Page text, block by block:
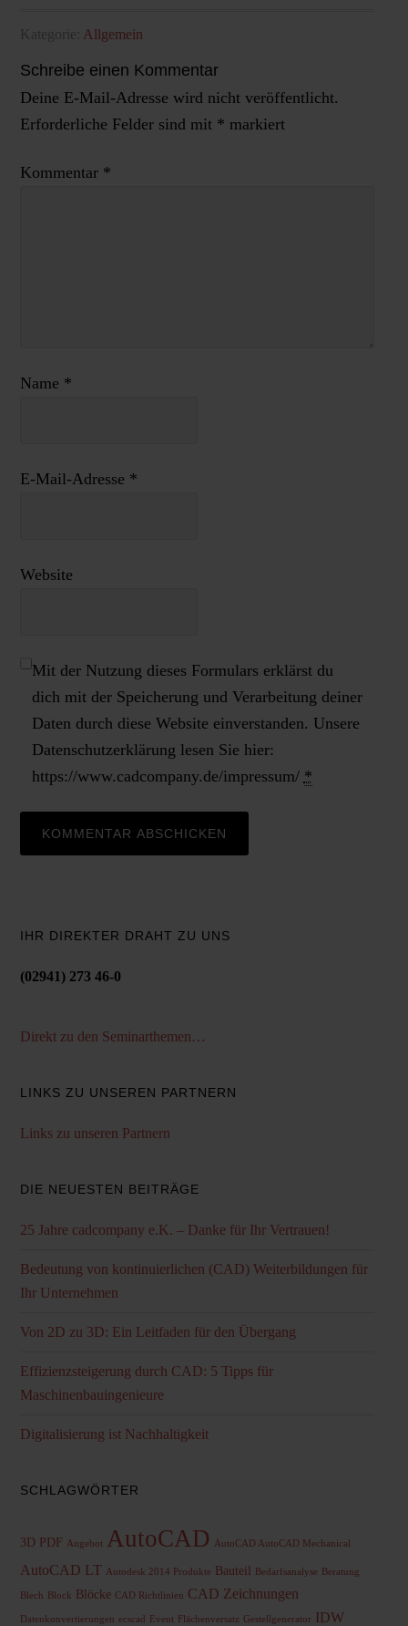
Kategorie: Allgemein
Schreibe einen Kommentar
Deine E-Mail-Adresse wird nicht veröffentlicht.
Erforderliche Felder sind mit * markiert
Kommentar *
Name *
E-Mail-Adresse *
Website
Mit der Nutzung dieses Formulars erklärst du
dich mit der Speicherung und Verarbeitung deiner
Daten durch diese Website einverstanden. Unsere
Datenschutzerklärung lesen Sie hier:
https://www.cadcompany.de/impressum/ *
IHR DIREKTER DRAHT ZU UNS
(02941) 273 46-0
Direkt zu den Seminarthemen…
LINKS ZU UNSEREN PARTNERN
Links zu unseren Partnern
DIE NEUESTEN BEITRÄGE
25 Jahre cadcompany e.K. – Danke für Ihr Vertrauen!
Bedeutung von kontinuierlichen (CAD) Weiterbildungen für
Ihr Unternehmen
Von 2D zu 3D: Ein Leitfaden für den Übergang
Effizienzsteigerung durch CAD: 5 Tipps für
Maschinenbauingenieure
Digitalisierung ist Nachhaltigkeit
SCHLAGWÖRTER
3D PDF Angebot AutoCAD AutoCAD AutoCAD Mechanical
AutoCAD LT Autodesk 2014 Produkte Bauteil Bedarfsanalyse Beratung
Blech Block Blöcke CAD Richtlinien CAD Zeichnungen
Datenkonvertierungen ecscad Event Flächenversatz Gestellgenerator IDW